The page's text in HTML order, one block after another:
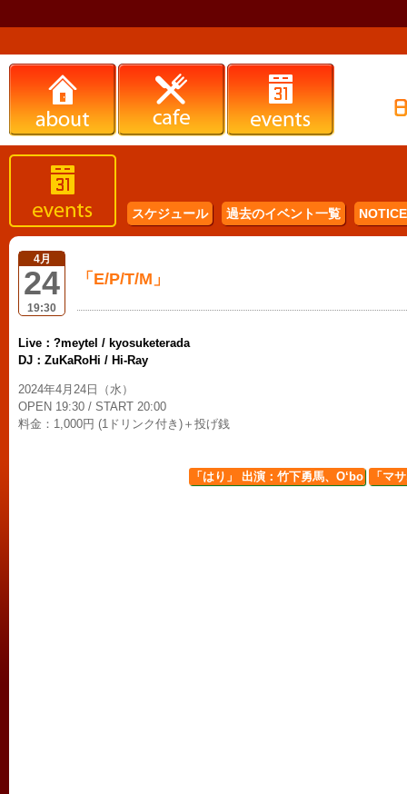
スケジュール 過去のイベント一覧
4月
24
19:30
「E/P/T/M」
Live：?meytel / kyosuketerada
DJ：ZuKaRoHi / Hi-Ray
2024年4月24日（水）
OPEN 19:30 / START 20:00
料金：1,000円 (1ドリンク付き)＋投げ銭
「はり」 出演：竹下勇馬、O‘bo 「マ